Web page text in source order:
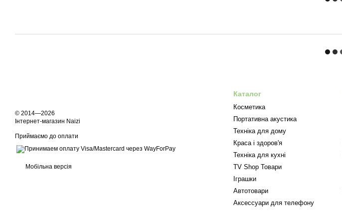
© 2014—2026
Інтернет-магазин Naizi
Приймаємо до оплати
Мобільна версія
Каталог
Косметика
Портативна акустика
Техніка для дому
Краса і здоров'я
Техніка для кухні
TV Shop Товари
Іграшки
Автотовари
Аксессуари для телефону